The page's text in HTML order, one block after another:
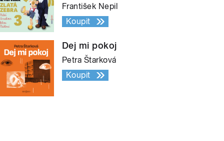
František Nepil
Koupit
Dej mi pokoj
Petra Štarková
Koupit